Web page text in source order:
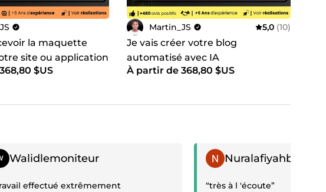
la maquette
site ou application
$US
Martin_JS 5,0 (10)
Je vais créer votre blog
automatisé avec IA
À partir de 368,80 $US
positif
Walidlemoniteur
effectué extrêmement
Témoignage positif
“très à l 'écoute”